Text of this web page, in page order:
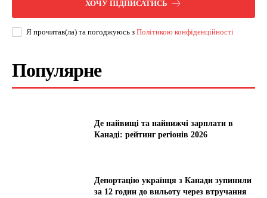
ХОЧУ ПІДПИСАТИСЬ
Я прочитав(ла) та погоджуюсь з Політикою конфіденційності
Популярне
Де найвищі та найнижчі зарплати в
Канаді: рейтинг регіонів 2026
Депортацію українця з Канади зупинили
за 12 годин до вильоту через втручання